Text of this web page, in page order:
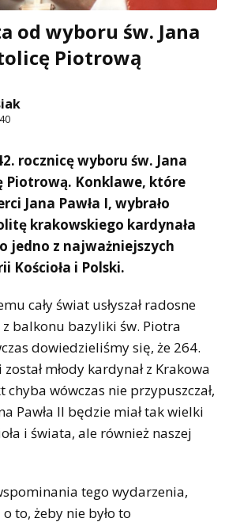
od wyboru św. Jana
Piotrową
rocznicę wyboru św. Jana
Piotrową. Konklawe, które
Jana Pawła I, wybrało
krakowskiego kardynała
jedno z najważniejszych
Kościoła i Polski.
cały świat usłyszał radosne
balkonu bazyliki św. Piotra
dowiedzieliśmy się, że 264.
młody kardynał z Krakowa
chyba wówczas nie przypuszczał,
Pawła II będzie miał tak wielki
i świata, ale również naszej
tego wydarzenia,
to, żeby nie było to